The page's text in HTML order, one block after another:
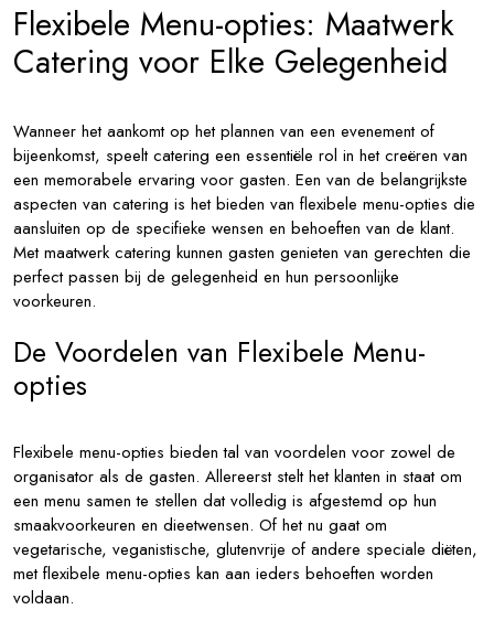
Ervaring
Flexibele Menu-opties: Maatwerk
Catering voor Elke Gelegenheid
Wanneer het aankomt op het plannen van een evenement of
bijeenkomst, speelt catering een essentiële rol in het creëren van
een memorabele ervaring voor gasten. Een van de belangrijkste
aspecten van catering is het bieden van flexibele menu-opties die
aansluiten op de specifieke wensen en behoeften van de klant.
Met maatwerk catering kunnen gasten genieten van gerechten die
perfect passen bij de gelegenheid en hun persoonlijke
voorkeuren.
De Voordelen van Flexibele Menu-
opties
Flexibele menu-opties bieden tal van voordelen voor zowel de
organisator als de gasten. Allereerst stelt het klanten in staat om
een menu samen te stellen dat volledig is afgestemd op hun
smaakvoorkeuren en dieetwensen. Of het nu gaat om
vegetarische, veganistische, glutenvrije of andere speciale diëten,
met flexibele menu-opties kan aan ieders behoeften worden
voldaan.